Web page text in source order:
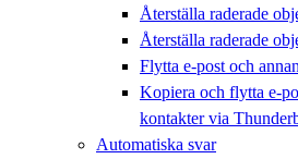
Återställa raderade
Återställa raderade
Flytta e-post och
Kopiera och flytta e-
kontakter via
Automatiska svar